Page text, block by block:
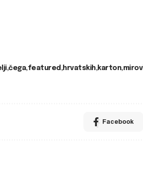
čega featured hrvatskih karton
Facebook